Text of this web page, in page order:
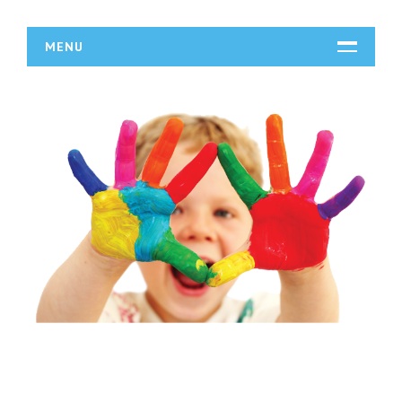
MENU
DZIAŁALNOŚĆ
Biura Rachunkowe
Doradztwo
Drukarnie
Handel
Hurtownie
Kredyty, Leasing
Oferty Pracy